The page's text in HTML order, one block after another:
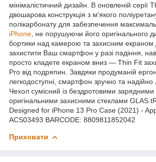
мінімалістичний дизайн. В оновленій серії
двошарова конструкція з м'якого
полікарбонату для забезпечення
iPhone , не порушуючи його оригінального
бортики над камерою та захисним екраном
захистити Ваш смартфон у разі падіння,
просто кладете екраном вниз — Thin Fit
Pro від подряпин. Завдяки продуманій
легкодоступні, смартфон зручно та надійно
Чехол сумісний із бездротовими
оригінальними захисними стеклами
Designed for iPhone 13 Pro Case (2021) -
ACS03493 BARCODE: 8809811852042
Приховати